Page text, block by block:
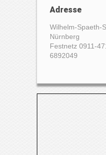
Adresse
Wilhelm-Spaeth-
Nürnberg
Festnetz 0911-
6892049